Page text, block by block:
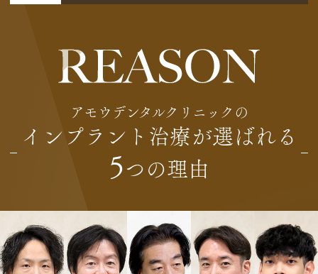
アモウデンタルクリニックの
インプラント治療が選ばれる
5 つの理由